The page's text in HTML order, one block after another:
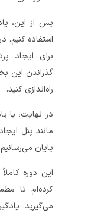
پس از این،
استفاده کنیم.
برای ایجاد
گذراندن این
راه‌اندازی کنید.
در نهایت، با
مانند پنل
پایان می‌رسانیم.
این دوره
کرده‌ام تا
می‌گیرید.